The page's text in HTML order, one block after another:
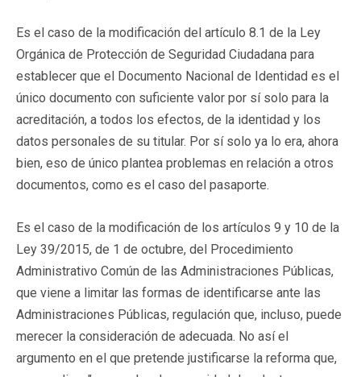
Es el caso de la modificación del artículo 8.1 de la Ley
Orgánica de Protección de Seguridad Ciudadana para
establecer que el Documento Nacional de Identidad es el
único documento con suficiente valor por sí solo para la
acreditación, a todos los efectos, de la identidad y los
datos personales de su titular. Por sí solo ya lo era, ahora
bien, eso de único plantea problemas en relación a otros
documentos, como es el caso del pasaporte.
Es el caso de la modificación de los artículos 9 y 10 de la
Ley 39/2015, de 1 de octubre, del Procedimiento
Administrativo Común de las Administraciones Públicas,
que viene a limitar las formas de identificarse ante las
Administraciones Públicas, regulación que, incluso, puede
merecer la consideración de adecuada. No así el
argumento en el que pretende justificarse la reforma que,